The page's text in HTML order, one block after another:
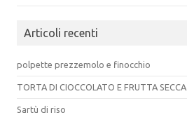
Articoli recenti
polpette prezzemolo e finocchio
TORTA DI CIOCCOLATO E FRUTTA SECCA
Sartù di riso